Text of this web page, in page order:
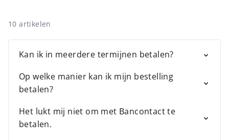
10 artikelen
Kan ik in meerdere termijnen betalen?
Op welke manier kan ik mijn bestelling
betalen?
Het lukt mij niet om met Bancontact te
betalen.